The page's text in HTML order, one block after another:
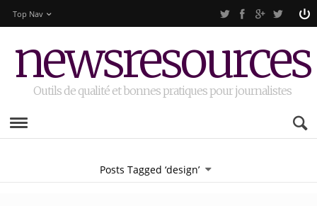
Top Nav
newsresources
Outils de qualité et bonnes pratiques pour journalistes
Posts Tagged ‘design’